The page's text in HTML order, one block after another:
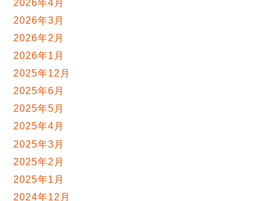
2026年4月
2026年3月
2026年2月
2026年1月
2025年12月
2025年6月
2025年5月
2025年4月
2025年3月
2025年2月
2025年1月
2024年12月